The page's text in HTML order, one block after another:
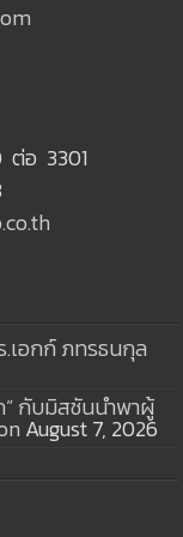
อ 3301
.เอกก์ ภทรธนกุล
กับมิสชันนำพาผู้
August 7, 2026